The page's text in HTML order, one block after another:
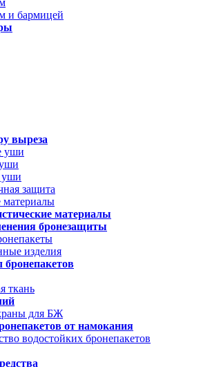
и бармицей
выреза
уши
уши
защита
материалы
материалы
бронезащиты
изделия
ткань
для БЖ
от намокания
водостойких бронепакетов